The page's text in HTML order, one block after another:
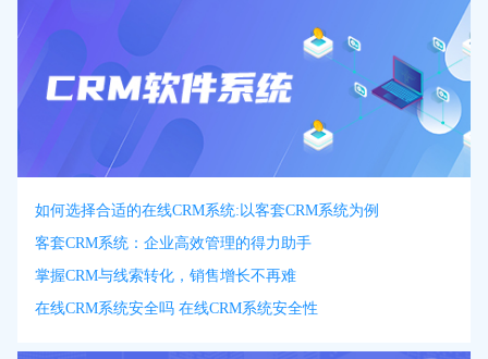
如何选择合适的在线CRM系统:以客套CRM系统为例
客套CRM系统：企业高效管理的得力助手
掌握CRM与线索转化，销售增长不再难
在线CRM系统安全吗 在线CRM系统安全性